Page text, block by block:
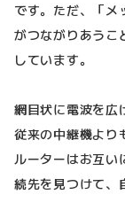
です。ただ、「メ
がつながりあうこ
しています。
網目状に電波を広
従来の中継機より
ルーターはお互い
続先を見つけて、